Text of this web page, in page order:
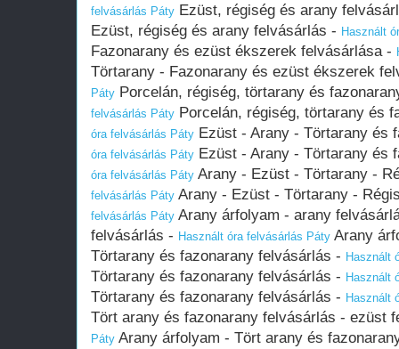
felvásárlás Páty Ezüst, régiség és arany
Ezüst, régiség és arany felvásárlás - Használt
Fazonarany és ezüst ékszerek felvásárlása -
Törtarany - Fazonarany és ezüst ékszerek
Páty Porcelán, régiség, törtarany és
felvásárlás Páty Porcelán, régiség, törtarany és
óra felvásárlás Páty Ezüst - Arany - Törtarany és
óra felvásárlás Páty Ezüst - Arany - Törtarany és
óra felvásárlás Páty Arany - Ezüst - Törtarany -
felvásárlás Páty Arany - Ezüst - Törtarany -
felvásárlás Páty Arany árfolyam - arany
felvásárlás - Használt óra felvásárlás Páty Arany
Törtarany és fazonarany felvásárlás - Használt
Törtarany és fazonarany felvásárlás - Használt
Törtarany és fazonarany felvásárlás - Használt
Tört arany és fazonarany felvásárlás - ezüst
Páty Arany árfolyam - Tört arany és